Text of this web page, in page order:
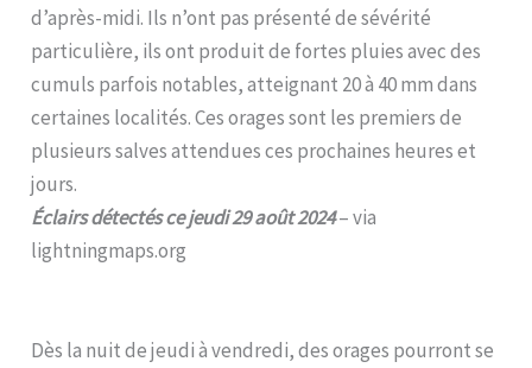
d’après-midi. Ils n’ont pas présenté de sévérité
particulière, ils ont produit de fortes pluies avec des
cumuls parfois notables, atteignant 20 à 40 mm dans
certaines localités. Ces orages sont les premiers de
plusieurs salves attendues ces prochaines heures et
jours.
Éclairs détectés ce jeudi 29 août 2024– via
lightningmaps.org
Dès la nuit de jeudi à vendredi, des orages pourront se